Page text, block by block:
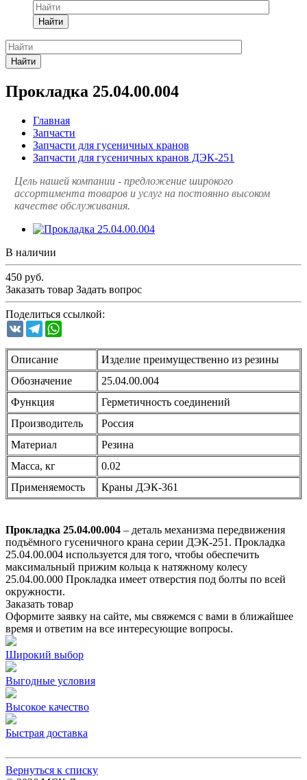
Найти
Найти
Прокладка 25.04.00.004
Главная
Запчасти
Запчасти для гусеничных кранов
Запчасти для гусеничных кранов ДЭК-251
Цель нашей компании - предложение широкого
ассортимента товаров и услуг на постоянно высоком
качестве обслуживания.
В наличии
450 руб.
Заказать товар Задать вопрос
Поделиться ссылкой:
VK Telegram
Описание
Изделие преимущественно из резины
Обозначение
25.04.00.004
Функция
Герметичность соединений
Производитель
Россия
Материал
Резина
Масса, кг
0.02
Применяемость
Краны ДЭК-361
Прокладка 25.04.00.004 – деталь механизма передвижения
подъёмного гусеничного крана серии ДЭК-251. Прокладка
25.04.00.004 используется для того, чтобы обеспечить
максимальный прижим кольца к натяжному колесу
25.04.00.000 Прокладка имеет отверстия под болты по всей
окружности.
Заказать товар
Оформите заявку на сайте, мы свяжемся с вами в ближайшее
время и ответим на все интересующие вопросы.
Широкий выбор
Выгодные условия
Высокое качество
Быстрая доставка
Вернуться к списку